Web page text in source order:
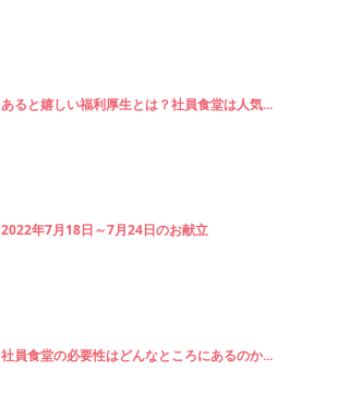
あると嬉しい福利厚生とは？社員食堂は人気...
2022年7月18日～7月24日のお献立
社員食堂の必要性はどんなところにあるのか...